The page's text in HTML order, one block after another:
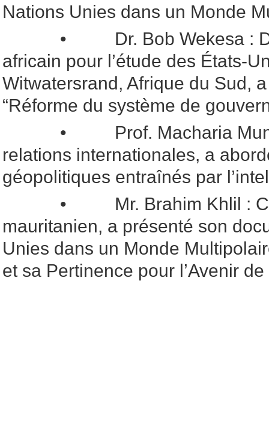
Nations Unies dans un Monde
• Dr. Bob Wekesa :
africain pour l’étude des États-
Witwatersrand, Afrique du Sud,
“Réforme du système de
• Prof. Macharia
relations internationales, a
géopolitiques entraînés par
• Mr. Brahim Khlil :
mauritanien, a présenté son
Unies dans un Monde
et sa Pertinence pour l’Avenir de